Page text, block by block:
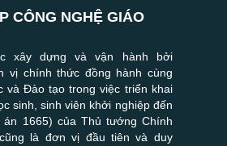
CÔNG NGHỆ GIÁO
xây dựng và vận hành bởi
vị chính thức đồng hành cùng
và Đào tạo trong việc triển khai
sinh, sinh viên khởi nghiệp đến
1665) của Thủ tướng Chính
là đơn vị đầu tiên và duy